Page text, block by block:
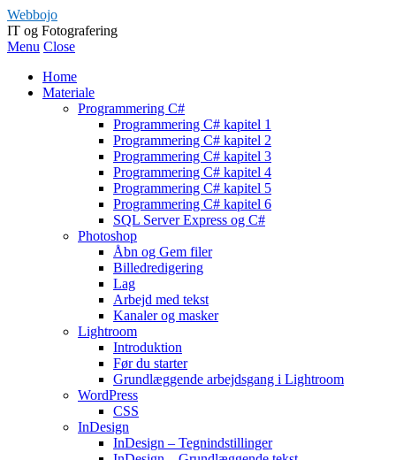
Webbojo
IT og Fotografering
Menu Close
Home
Materiale
Programmering C#
Programmering C# kapitel 1
Programmering C# kapitel 2
Programmering C# kapitel 3
Programmering C# kapitel 4
Programmering C# kapitel 5
Programmering C# kapitel 6
SQL Server Express og C#
Photoshop
Åbn og Gem filer
Billedredigering
Lag
Arbejd med tekst
Kanaler og masker
Lightroom
Introduktion
Før du starter
Grundlæggende arbejdsgang i Lightroom
WordPress
CSS
InDesign
InDesign – Tegnindstillinger